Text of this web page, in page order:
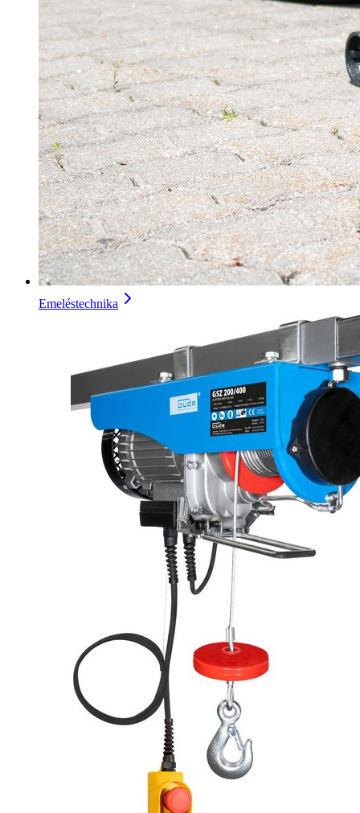
Emeléstechnika